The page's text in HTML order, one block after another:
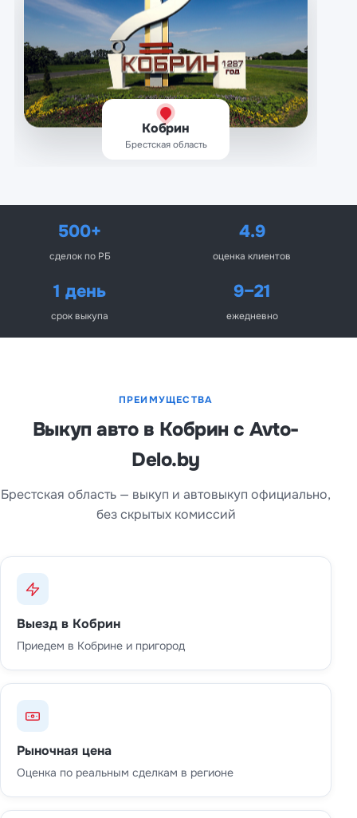
Кобрин
Брестская область
500+
сделок по РБ
4.9
оценка клиентов
1 день
срок выкупа
9–21
ежедневно
ПРЕИМУЩЕСТВА
Выкуп авто в Кобрин с Avto-
Delo.by
Брестская область — выкуп и автовыкуп официально,
без скрытых комиссий
Выезд в Кобрин
Приедем в Кобрине и пригород
Рыночная цена
Оценка по реальным сделкам в регионе